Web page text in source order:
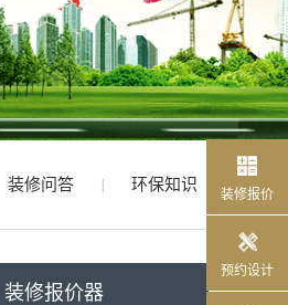
装修问答 环保知识
装修报价器

装修报价

预约设计